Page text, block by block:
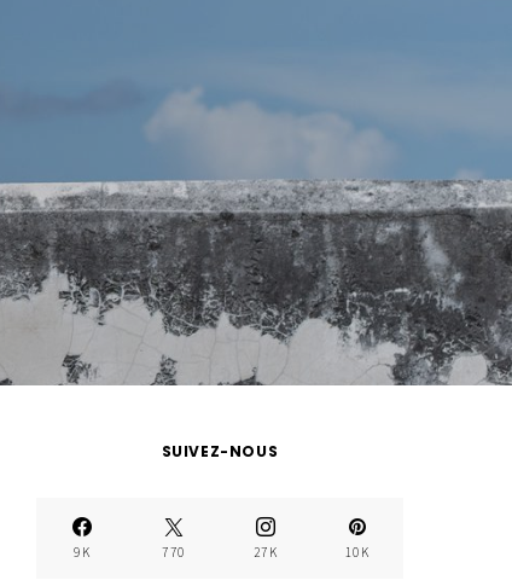
SUIVEZ-NOUS
9K 770 27K 10K